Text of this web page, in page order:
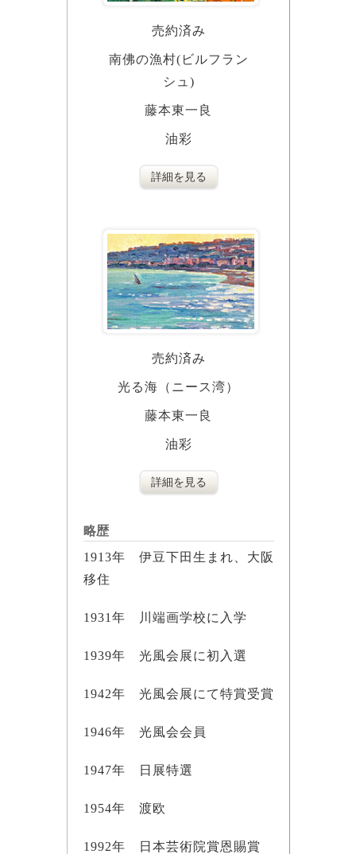
売約済み
南佛の漁村(ビルフラン
シュ)
藤本東一良
油彩
詳細を見る
売約済み
光る海（ニース湾）
藤本東一良
油彩
詳細を見る
略歴
1913年 伊豆下田生まれ、大阪
移住
1931年 川端画学校に入学
1939年 光風会展に初入選
1942年 光風会展にて特賞受賞
1946年 光風会会員
1947年 日展特選
1954年 渡欧
1992年 日本芸術院賞恩賜賞